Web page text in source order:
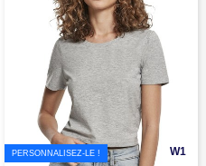
W1
PERSONNALISEZ-LE !